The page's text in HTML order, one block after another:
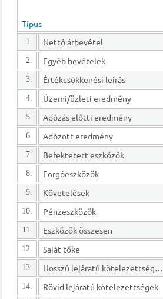
Típus
1. Nettó árbevétel
2. Egyéb bevételek
3. Értékcsökkenési leírás
4. Üzemi/üzleti eredmény
5. Adózás előtti eredmény
6. Adózott eredmény
7. Befektetett eszközök
8. Forgóeszközök
9. Követelések
10. Pénzeszközök
11. Eszközök összesen
12. Saját tőke
13. Hosszú lejáratú kötelezettségek
14. Rövid lejáratú kötelezettségek